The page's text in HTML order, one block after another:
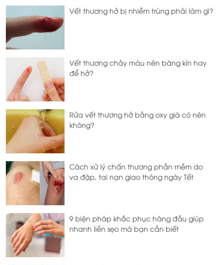
Vết thương hở bị nhiễm trùng phải làm gì?
Vết thương chảy máu nên băng kín hay
để hở?
Rửa vết thương hở bằng oxy già có nên
không?
Cách xử lý chấn thương phần mềm do
va đập, tai nạn giao thông ngày Tết
9 biện pháp khắc phục hàng đầu giúp
nhanh liền sẹo mà bạn cần biết